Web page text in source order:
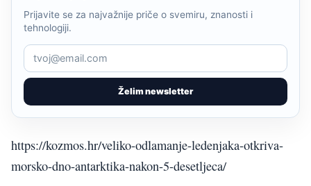
Želim newsletter
Prijavite se za najvažnije priče o svemiru, znanosti i
tehnologiji.
https://kozmos.hr/veliko-odlamanje-ledenjaka-otkriva-
morsko-dno-antarktika-nakon-5-desetljeca/